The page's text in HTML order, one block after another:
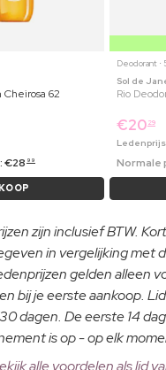
Cheirosa 62
€28 99
KOOP
Deodorant ⋅
Sol de
Rio
€20 29
Ledenprijs
Normale
zijn inclusief BTW.
in vergelijking met
gelden alleen
bij je eerste aankoop.
dagen. De eerste 14
is op - op elk
alle voordelen als lid